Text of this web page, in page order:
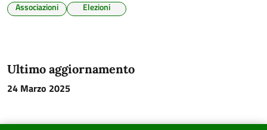
Associazioni Elezioni
Ultimo aggiornamento
24 Marzo 2025